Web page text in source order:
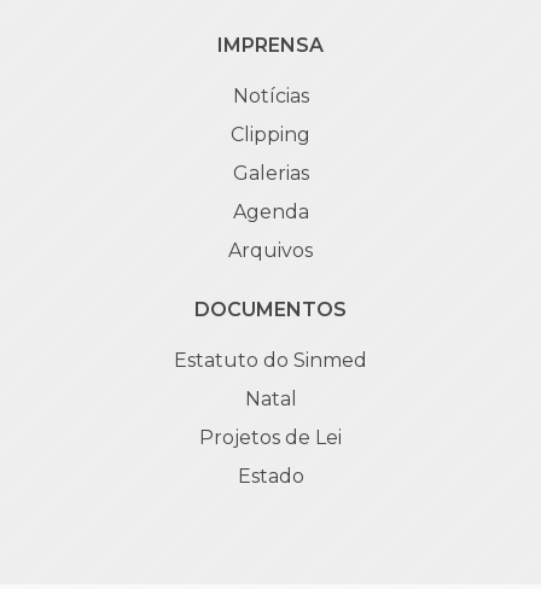
IMPRENSA
Notícias
Clipping
Galerias
Agenda
Arquivos
DOCUMENTOS
Estatuto do Sinmed
Natal
Projetos de Lei
Estado